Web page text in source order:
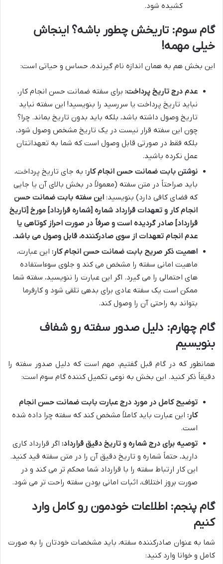
کشیده شود.
گام سوم: تاریخش چطور باشه؟ اینجاش
خیلی مهمه!
این بخش هم به همان اندازه نام گیرنده، حساس و حیاتی است:
عدم درج تاریخ پرداخت: برای سفته ضمانت حسن انجام کار،
نباید تاریخ پرداخت یا سررسید را بنویسید! این سفته نباید
تاریخ وصول داشته باشد، بلکه باید بدون تاریخ بماند. چرا؟
چون این سفته قرار نیست در یک تاریخ مشخص وصول شود،
بلکه فقط در صورتی قابل وصول است که شما به تعهداتتان
عمل نکرده باشید.
نوشتن بابت ضمانت حسن انجام کار: به جای تاریخ پرداخت،
باید صراحتاً در متن سفته (معمولاً در بخش بالای آن یا جایی
که فضای کافی دارد) بنویسید: این سفته بابت ضمانت حسن
انجام کار و تعهدات قرارداد شماره [شماره قرارداد] مورخ [تاریخ
قرارداد] صادر گردیده است و صرفاً در صورت احراز کوتاهی یا
عدم انجام تعهدات از سوی صادرکننده، قابل وصول می باشد.
اهمیت ذکر صریح بابت ضمانت حسن انجام کار: این عبارت،
ماهیت امانی سفته را مشخص می کند و جلوی سوءاستفاده
های احتمالی را می گیرد. اگر این عبارت را ننویسید، سفته شما
ممکن است یک سفته عادی برای بدهی تلقی شود و کارفرما
بتواند به راحتی آن را وصول کند.
گام چهارم: دلیل صدور سفته رو شفاف
بنویسیم
همانطور که در گام قبل گفتیم، مهم است که دلیل صدور سفته را
دقیقاً ذکر کنید. این بخش به نوعی تکمیل کننده گام سوم است:
توضیح کامل در مورد درج عبارت بابت ضمانت حسن انجام
کار: این عبارت باید کاملاً مشخص کند که سفته چرا داده شده
است.
توصیه برای درج شماره و تاریخ دقیق قرارداد: اگر قرارداد کاری
دارید، حتماً شماره و تاریخ دقیق آن را در متن سفته قید کنید.
این کار ارتباط سفته را با قرارداد شما محکم تر می کند و در
صورت بروز اختلاف، اثبات امانی بودن سفته راحت تر می شود.
گام پنجم: اطلاعات خودمون رو کامل وارد
کنیم
شما به عنوان صادرکننده سفته، باید مشخصات خودتان را به صورت
کامل و خوانا وارد کنید: